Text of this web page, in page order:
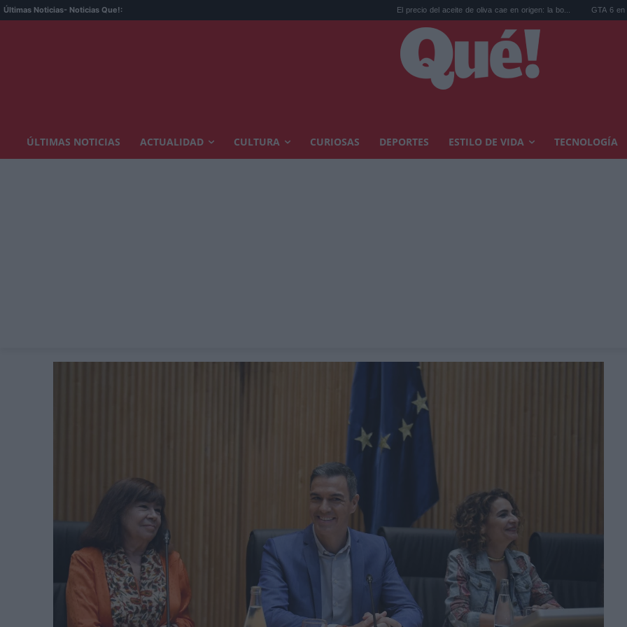
Últimas Noticias- Noticias Que!: El precio del aceite de oliva cae en origen: la bo... GTA 6 en Netflix: las
ÚLTIMAS NOTICIAS ACTUALIDAD CULTURA CURIOSAS DEPORTES ESTILO DE VIDA TECNOLOGÍA